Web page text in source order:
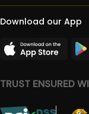
Download our App
TRUST ENSURED